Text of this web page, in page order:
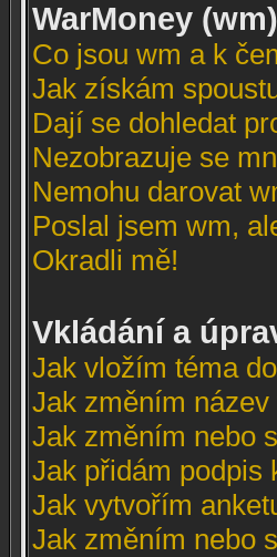
WarMoney
Co jsou wm a k
Jak získám
Dají se dohledat
Nezobrazuje se
Nemohu darovat
Poslal jsem wm,
Okradli mě!
Vkládání a
Jak vložím téma
Jak změním název
Jak změním nebo
Jak přidám podpis
Jak vytvořím
Jak změním nebo